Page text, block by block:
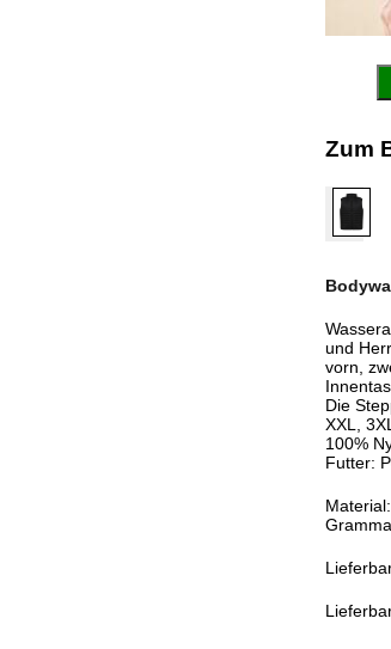
Zum
und
vorn,
Die
XXL,
100%
Futter: